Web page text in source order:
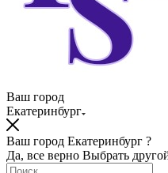
Ваш город
Екатеринбург
Ваш город Екатеринбург ?
Да, все верно Выбрать